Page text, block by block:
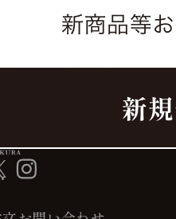
instagram